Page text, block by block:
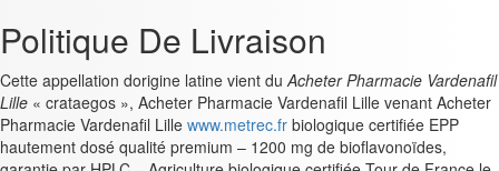
Politique De Livraison
Cette appellation dorigine latine vient duAcheter Pharmacie Vardenafil
Lille « crataegos », Acheter Pharmacie Vardenafil Lille venant Acheter
Pharmacie Vardenafil Lille www.metrec.fr biologique certifiée EPP
hautement dosé qualité premium – 1200 mg de bioflavonoïdes,